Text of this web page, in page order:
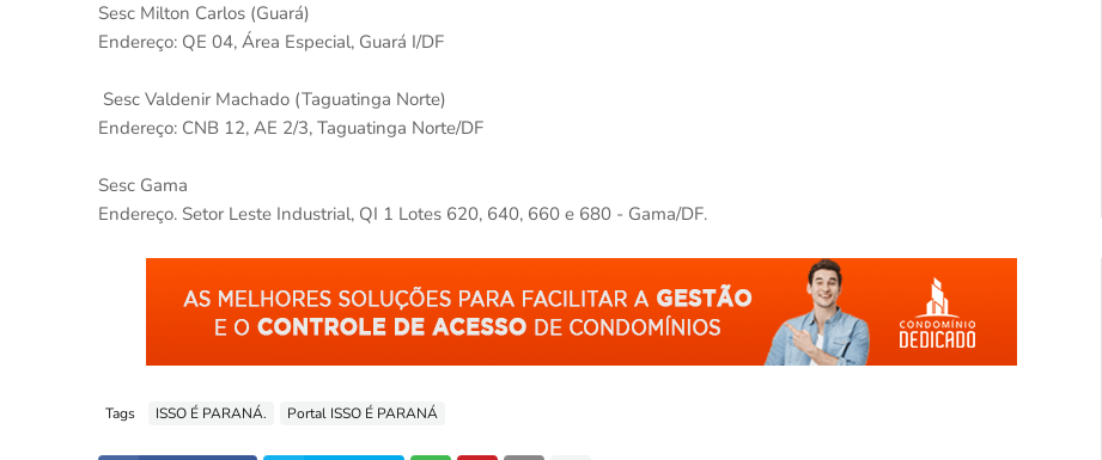
Sesc Milton Carlos (Guará)
Endereço: QE 04, Área Especial, Guará I/DF
Sesc Valdenir Machado (Taguatinga Norte)
Endereço: CNB 12, AE 2/3, Taguatinga Norte/DF
Sesc Gama
Endereço. Setor Leste Industrial, QI 1 Lotes 620, 640, 660 e 680 - Gama/DF.
Tags ISSO É PARANÁ. Portal ISSO É PARANÁ